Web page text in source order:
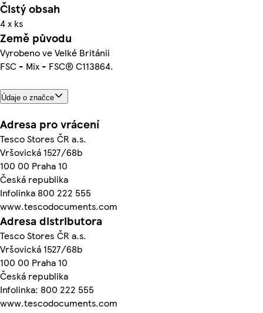
Čistý obsah
4 x ks
Země původu
Vyrobeno ve Velké Británii
FSC - Mix - FSC® C113864.
Údaje o značce
Adresa pro vrácení
Tesco Stores ČR a.s.
Vršovická 1527/68b
100 00 Praha 10
Česká republika
Infolinka 800 222 555
www.tescodocuments.com
Adresa distributora
Tesco Stores ČR a.s.
Vršovická 1527/68b
100 00 Praha 10
Česká republika
Infolinka: 800 222 555
www.tescodocuments.com